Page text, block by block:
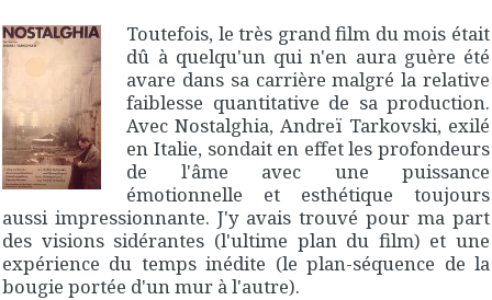
Toutefois, le très grand film du mois était
dû à quelqu'un qui n'en aura guère été
avare dans sa carrière malgré la relative
faiblesse quantitative de sa production.
AvecNostalghia, Andreï Tarkovski, exilé
en Italie, sondait en effet les profondeurs
de l'âme avec une puissance
émotionnelle et esthétique toujours
aussi impressionnante. J'y avais trouvé pour ma part
des visions sidérantes (l'ultime plan du film) et une
expérience du temps inédite (le plan-séquence de la
bougie portée d'un mur à l'autre).